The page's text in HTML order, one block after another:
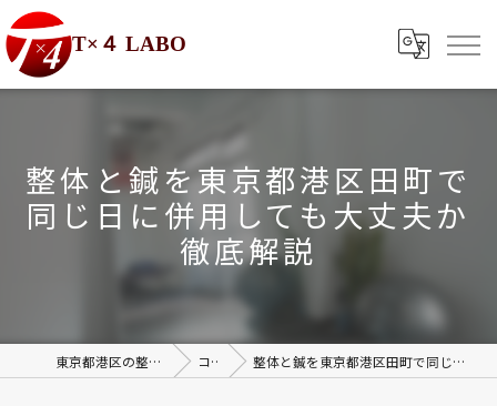
T×４ LABO
整体と鍼を東京都港区田町で
同じ日に併用しても大丈夫か
徹底解説
東京都港区の整体ならT×4 LABO コラム 整体と鍼を東京都港区田町で同じ日に併用しても大丈夫か徹底解説